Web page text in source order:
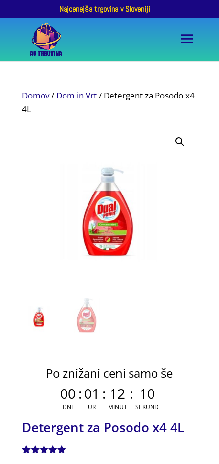
Najcenejša trgovina v Sloveniji !
Domov/ Dom in Vrt/ Detergent za Posodo x4
4L
Po znižani ceni samo še
00
DNI
:01
UR
: 12
MINUT
: 10
SEKUND
Detergent za Posodo x4 4L